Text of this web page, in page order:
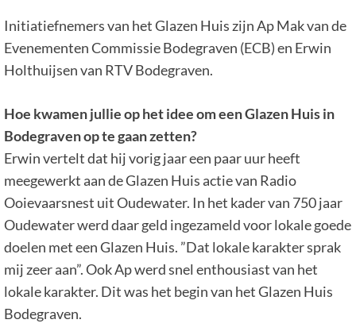
Initiatiefnemers van het Glazen Huis zijn Ap Mak van de
Evenementen Commissie Bodegraven (ECB) en Erwin
Holthuijsen van RTV Bodegraven.
Hoe kwamen jullie op het idee om een Glazen Huis in
Bodegraven op te gaan zetten?
Erwin vertelt dat hij vorig jaar een paar uur heeft
meegewerkt aan de Glazen Huis actie van Radio
Ooievaarsnest uit Oudewater. In het kader van 750 jaar
Oudewater werd daar geld ingezameld voor lokale goede
doelen met een Glazen Huis. ”Dat lokale karakter sprak
mij zeer aan”. Ook Ap werd snel enthousiast van het
lokale karakter. Dit was het begin van het Glazen Huis
Bodegraven.